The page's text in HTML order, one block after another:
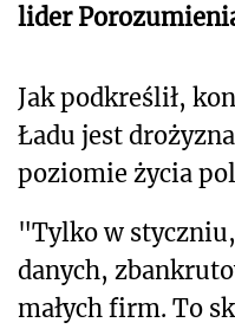
lider
Jak podkreślił,
Ładu jest
poziomie życia
"Tylko w
danych,
małych firm. To